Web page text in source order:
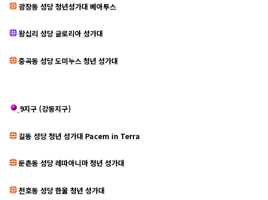
광장동 성당 청년성가대 베아투스
왕십리 성당 글로리아 성가대
중곡동 성당 도미누스 청년 성가대
9지구 (강동지구)
길동 성당 청년 성가대 Pacem in Terra
둔촌동 성당 레따아니마 청년 성가대
천호동 성당 한울 청년 성가대